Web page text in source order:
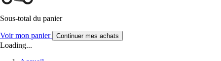
Sous-total du panier
Voir mon panier Continuer mes achats
Loading...